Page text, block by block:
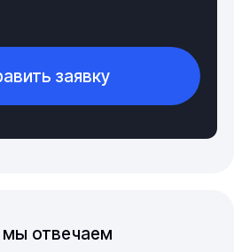
молекул пропилена и
сырья к
заявку
отвечаем